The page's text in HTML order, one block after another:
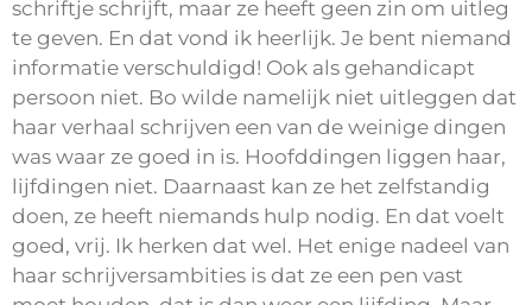
schriftje schrijft, maar ze heeft geen zin om uitleg
te geven. En dat vond ik heerlijk. Je bent niemand
informatie verschuldigd! Ook als gehandicapt
persoon niet. Bo wilde namelijk niet uitleggen dat
haar verhaal schrijven een van de weinige dingen
was waar ze goed in is. Hoofddingen liggen haar,
lijfdingen niet. Daarnaast kan ze het zelfstandig
doen, ze heeft niemands hulp nodig. En dat voelt
goed, vrij. Ik herken dat wel. Het enige nadeel van
haar schrijversambities is dat ze een pen vast